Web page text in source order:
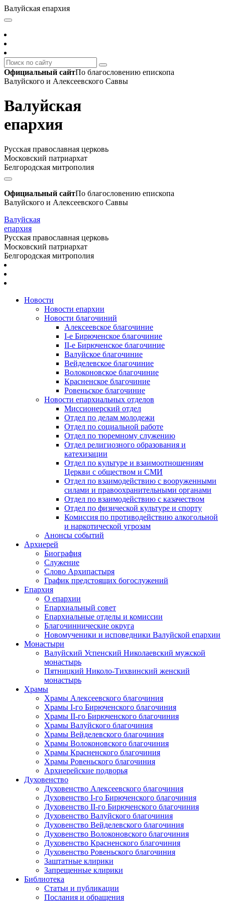
Валуйская епархия
Официальный сайтПо благословению епископа
Валуйского и Алексеевского Саввы
Валуйская
епархия
Русская православная церковь
Московский патриархат
Белгородская митрополия
Официальный сайтПо благословению епископа
Валуйского и Алексеевского Саввы
Валуйская
епархия
Русская православная церковь
Московский патриархат
Белгородская митрополия
Новости
Новости епархии
Новости благочиний
Алексеевское благочиние
I-е Бирюченское благочиние
II-е Бирюченское благочиние
Валуйское благочиние
Вейделевское благочиние
Волоконовское благочиние
Красненское благочиние
Ровеньское благочиние
Новости епархиальных отделов
Миссионерский отдел
Отдел по делам молодежи
Отдел по социальной работе
Отдел по тюремному служению
Отдел религиозного образования и
катехизации
Отдел по культуре и взаимоотношениям
Церкви с обществом и СМИ
Отдел по взаимодействию с вооруженными
силами и правоохранительными органами
Отдел по взаимодействию с казачеством
Отдел по физической культуре и спорту
Комиссия по противодействию алкогольной
и наркотической угрозам
Анонсы событий
Архиерей
Биография
Служение
Слово Архипастыря
График предстоящих богослужений
Епархия
О епархии
Епархиальный совет
Епархиальные отделы и комиссии
Благочиннические округа
Новомученики и исповедники Валуйской епархии
Монастыри
Валуйский Успенский Николаевский мужской
монастырь
Пятницкий Николо-Тихвинский женский
монастырь
Храмы
Храмы Алексеевского благочиния
Храмы I-го Бирюченского благочиния
Храмы II-го Бирюченского благочиния
Храмы Валуйского благочиния
Храмы Вейделевского благочиния
Храмы Волоконовского благочиния
Храмы Красненского благочиния
Храмы Ровеньского благочиния
Архиерейские подворья
Духовенство
Духовенство Алексеевского благочиния
Духовенство I-го Бирюченского благочиния
Духовенство II-го Бирюченского благочиния
Духовенство Валуйского благочиния
Духовенство Вейделевского благочиния
Духовенство Волоконовского благочиния
Духовенство Красненского благочиния
Духовенство Ровеньского благочиния
Заштатные клирики
Запрещенные клирики
Библиотека
Статьи и публикации
Послания и обращения